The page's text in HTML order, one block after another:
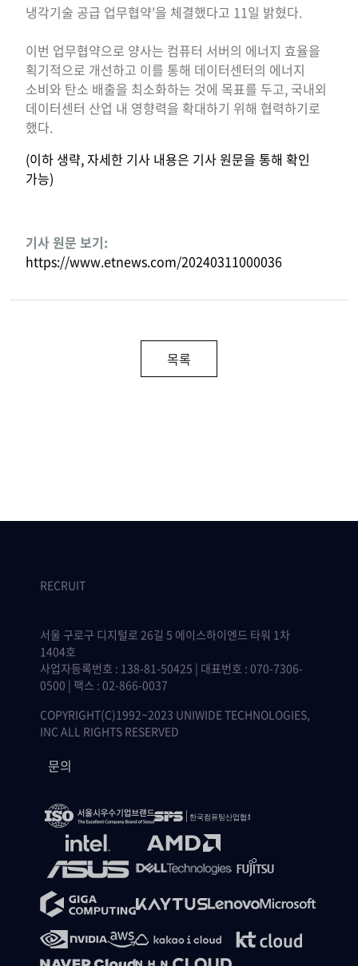
냉각기술 공급 업무협약'을 체결했다고 11일 밝혔다.
이번 업무협약으로 양사는 컴퓨터 서버의 에너지 효율을
획기적으로 개선하고 이를 통해 데이터센터의 에너지
소비와 탄소 배출을 최소화하는 것에 목표를 두고, 국내외
데이터센터 산업 내 영향력을 확대하기 위해 협력하기로
했다.
(이하 생략, 자세한 기사 내용은 기사 원문을 통해 확인
가능)
기사 원문 보기:
https://www.etnews.com/20240311000036
목록
RECRUIT
서울 구로구 디지털로 26길 5 에이스하이엔드 타워 1차
1404호
사업자등록번호 : 138-81-50425 | 대표번호 : 070-7306-
0500 | 팩스 : 02-866-0037
COPYRIGHT(C)1992~2023 UNIWIDE TECHNOLOGIES,
INC ALL RIGHTS RESERVED
문의